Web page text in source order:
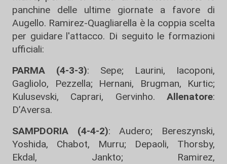
panchine delle ultime giornate a favore di
Augello. Ramirez-Quagliarella è la coppia scelta
per guidare l'attacco. Di seguito le formazioni
ufficiali:
PARMA (4-3-3): Sepe; Laurini, Iacoponi,
Gagliolo, Pezzella; Hernani, Brugman, Kurtic;
Kulusevski, Caprari, Gervinho. Allenatore:
D’Aversa.
SAMPDORIA (4-4-2): Audero; Bereszynski,
Yoshida, Chabot, Murru; Depaoli, Thorsby,
Ekdal, Jankto; Ramirez,